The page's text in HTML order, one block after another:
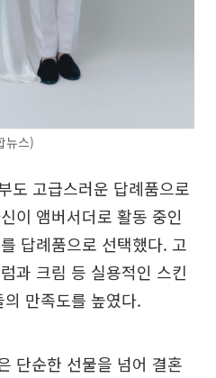
뉴스)
도 고급스러운 답례품으로
이 앰버서더로 활동 중인
답례품으로 선택했다. 고
과 크림 등 실용적인 스킨
만족도를 높였다.
단순한 선물을 넘어 결혼